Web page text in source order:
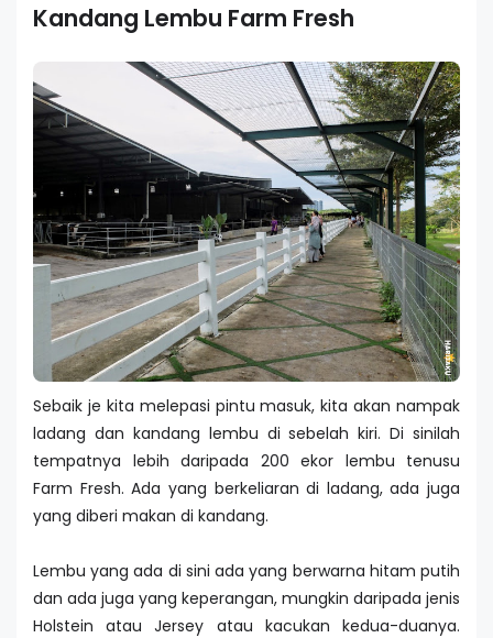
Kandang Lembu Farm Fresh
Sebaik je kita melepasi pintu masuk, kita akan nampak
ladang dan kandang lembu di sebelah kiri. Di sinilah
tempatnya lebih daripada 200 ekor lembu tenusu
Farm Fresh. Ada yang berkeliaran di ladang, ada juga
yang diberi makan di kandang.
Lembu yang ada di sini ada yang berwarna hitam putih
dan ada juga yang keperangan, mungkin daripada jenis
Holstein atau Jersey atau kacukan kedua-duanya.